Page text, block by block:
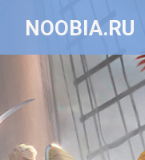
NOOBIA.RU